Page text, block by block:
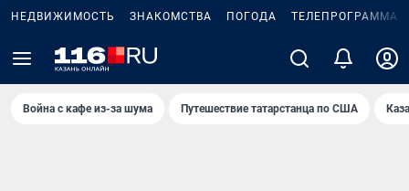
НЕДВИЖИМОСТЬ ЗНАКОМСТВА ПОГОДА ТЕЛЕПРОГРАММА
Война с кафе из-за шума Путешествие татарстанца по США